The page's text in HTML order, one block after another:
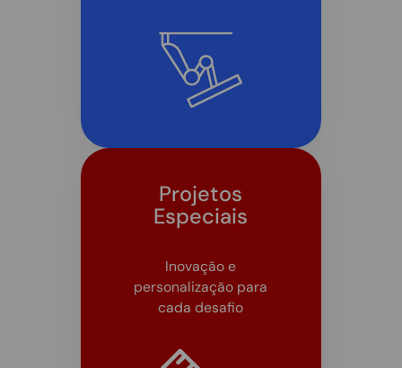
Projetos
Especiais
Inovação e
personalização para
cada desafio